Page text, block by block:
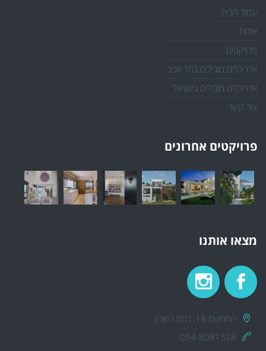
עמוד הבית
אודות
פרויקטים
אדריכלים מובילים בתל אביב
אדריכלים מובילים בישראל
צור קשר
פרויקטים אחרונים
מצאו אותנו
החרושת 18, רמת השרון
054-8081528